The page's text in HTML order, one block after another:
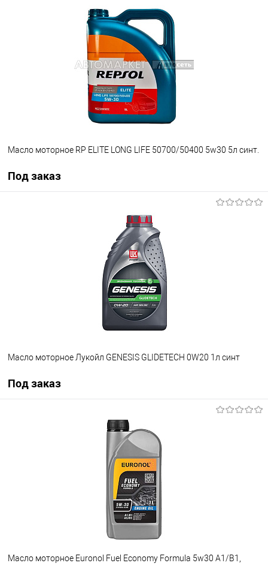
Недоступно
Масло моторное RP ELITE LONG LIFE 50700/50400 5w30 5л синт.
Под заказ
Недоступно
Масло моторное Лукойл GENESIS GLIDETECH 0W20 1л синт
Под заказ
Под заказ
Недоступно
Масло моторное Euronol Fuel Economy Formula 5w30 A1/B1,